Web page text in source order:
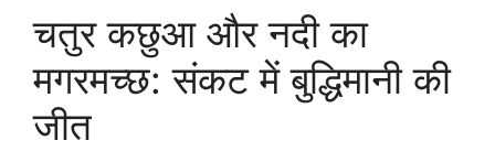
चतुर कछुआ और नदी का
मगरमच्छ: संकट में बुद्धिमानी की
जीत